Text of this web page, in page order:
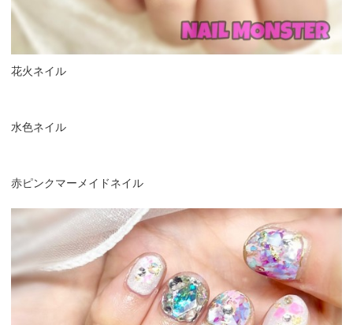
花火ネイル
水色ネイル
赤ピンクマーメイドネイル